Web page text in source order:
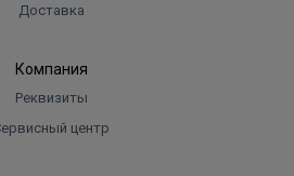
Доставка
Компания
Реквизиты
центр